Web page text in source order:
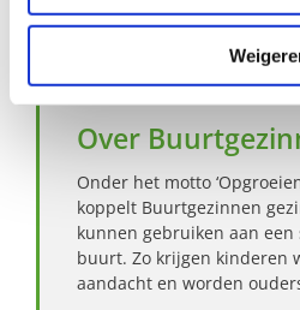
Bekijk andere
Over
Onder het motto
koppelt Buurtgezinnen
kunnen gebruiken aan
buurt. Zo krijgen kinderen
aandacht en worden